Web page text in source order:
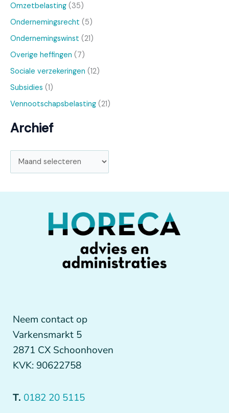
Omzetbelasting (35)
Ondernemingsrecht (5)
Ondernemingswinst (21)
Overige heffingen (7)
Sociale verzekeringen (12)
Subsidies (1)
Vennootschapsbelasting (21)
Archief
Neem contact op
Varkensmarkt 5
2871 CX Schoonhoven
KVK: 90622758
T. 0182 20 5115